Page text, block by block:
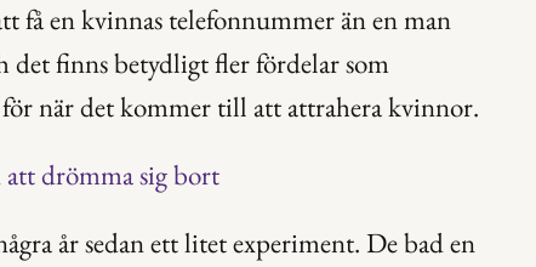
få en kvinnas telefonnummer än en man
det finns betydligt fler fördelar som
för när det kommer till att attrahera kvinnor.
att drömma sig bort
år sedan ett litet experiment. De bad en